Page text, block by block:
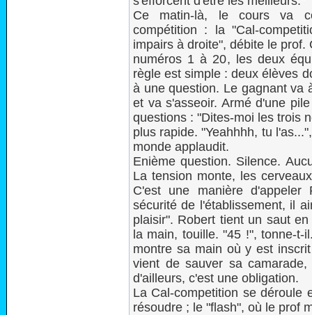
Ce matin-là, le cours va
compétition : la "Cal-
impairs à droite", débite le
numéros 1 à 20, les deux
règle est simple : deux élèves
à une question. Le gagnant va
et va s'asseoir. Armé d'une
questions : "Dites-moi les trois
plus rapide. "Yeahhhh, tu
monde applaudit.
Enième question. Silence.
La tension monte, les
C'est une manière
sécurité de l'établissement, il
plaisir". Robert tient un saut
la main, touille. "45 !", tonne-
montre sa main où y est
vient de sauver sa
d'ailleurs, c'est une obligation.
La Cal-competition se déroule
résoudre ; le "flash", où le prof